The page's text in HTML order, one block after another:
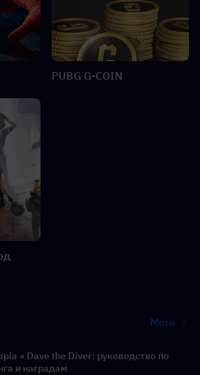
PUBG G-COIN
More
× Dave the Diver: руководство по
и наградам